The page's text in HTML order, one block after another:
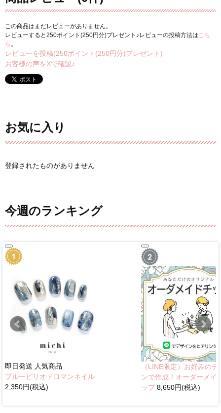
この商品はまだレビューがありません。
レビューすると250ポイント(250円分)プレゼント♪レビューの投稿方法はこち
ら 。
レビューを投稿(250ポイント(250円分)プレゼント)
お客様の声をXで確認♪
お気に入り
登録されたものがありません
今週のランキング
即日発送 人気商品
ブルーピリオドロマンネイル
2,350円(税込)
（LINE限定）お好みのデ
ンで作成！オーダーメイ
ップ8,650円(税込)